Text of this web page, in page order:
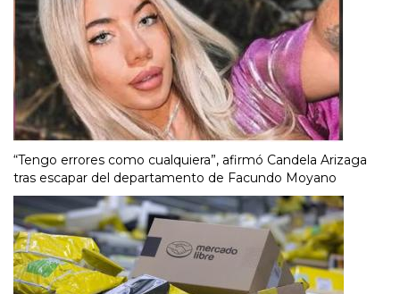
“Tengo errores como cualquiera”, afirmó Candela Arizaga
tras escapar del departamento de Facundo Moyano